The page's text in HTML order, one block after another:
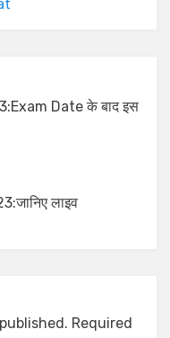
Date के बाद इस
लाइव
Required